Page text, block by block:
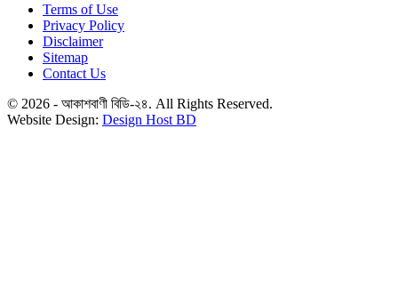
Terms of Use
Privacy Policy
Disclaimer
Sitemap
Contact Us
© 2026 - আকাশবাণী বিডি-২৪. All Rights Reserved.
Website Design: Design Host BD